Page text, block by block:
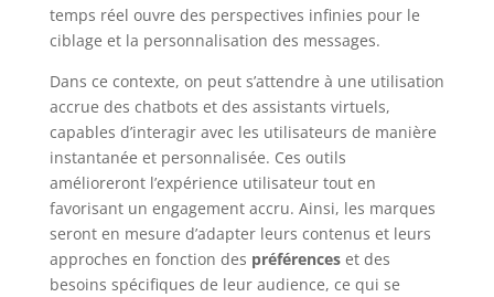
temps réel ouvre des perspectives infinies pour le
ciblage et la personnalisation des messages.
Dans ce contexte, on peut s’attendre à une utilisation
accrue des chatbots et des assistants virtuels,
capables d’interagir avec les utilisateurs de manière
instantanée et personnalisée. Ces outils
amélioreront l’expérience utilisateur tout en
favorisant un engagement accru. Ainsi, les marques
seront en mesure d’adapter leurs contenus et leurs
approches en fonction des préférenceset des
besoins spécifiques de leur audience, ce qui se